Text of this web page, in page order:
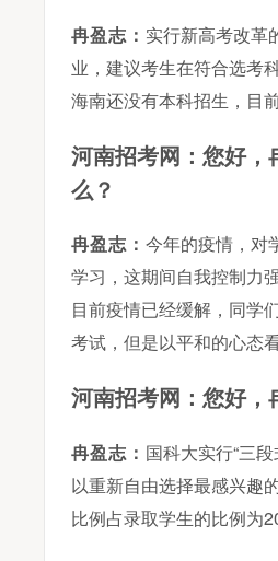
冉盈志： 实行新高考改革
业，建议考生在符合选考
海南还没有本科招生，目
河南招考网：您好，
么？
冉盈志： 今年的疫情，对
学习，这期间自我控制力
目前疫情已经缓解，同学
考试，但是以平和的心态
河南招考网：您好，
冉盈志： 国科大实行“三
以重新自由选择最感兴趣
比例占录取学生的比例为